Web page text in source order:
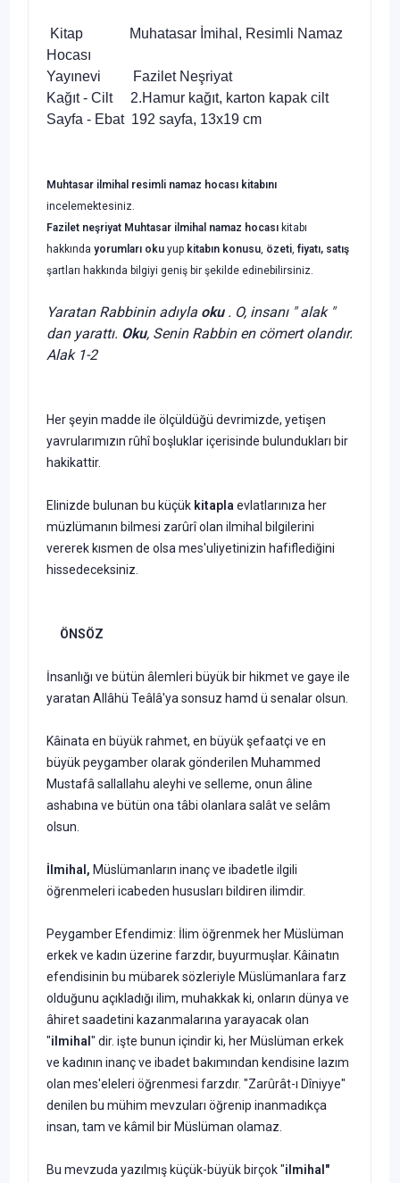
Kitap Muhatasar İmihal, Resimli Namaz
Hocası
Yayınevi Fazilet Neşriyat
Kağıt - Cilt 2.Hamur kağıt, karton kapak cilt
Sayfa - Ebat 192 sayfa, 13x19 cm
Muhtasar ilmihal resimli namaz hocası kitabını
incelemektesiniz.
Fazilet neşriyat Muhtasar ilmihal namaz hocası kitabı
hakkında yorumları oku yup kitabın konusu, özeti, fiyatı, satış
şartları hakkında bilgiyi geniş bir şekilde edinebilirsiniz.
Yaratan Rabbinin adıyla oku. O, insanı " alak "
dan yarattı. Oku, Senin Rabbin en cömert olandır.
Alak 1-2
Her şeyin madde ile ölçüldüğü devrimizde, yetişen
yavrularımızın rûhî boşluklar içerisinde bulundukları bir
hakikattir.
Elinizde bulunan bu küçük kitapla evlatlarınıza her
müzlümanın bilmesi zarûrî olan ilmihal bilgilerini
vererek kısmen de olsa mes'uliyetinizin hafiflediğini
hissedeceksiniz.
ÖNSÖZ
İnsanlığı ve bütün âlemleri büyük bir hikmet ve gaye ile
yaratan Allâhü Teâlâ'ya sonsuz hamd ü senalar olsun.
Kâinata en büyük rahmet, en büyük şefaatçi ve en
büyük peygamber olarak gönderilen Muhammed
Mustafâ sallallahu aleyhi ve selleme, onun âline
ashabına ve bütün ona tâbi olanlara salât ve selâm
olsun.
İlmihal, Müslümanların inanç ve ibadetle ilgili
öğrenmeleri icabeden hususları bildiren ilimdir.
Peygamber Efendimiz: İlim öğrenmek her Müslü­man
erkek ve kadın üzerine farzdır, buyurmuşlar. Kâinatın
efendisinin bu mübarek sözleriyle Müslüman­lara farz
olduğunu açıkladığı ilim, muhakkak ki, onların dünya ve
âhiret saadetini kazanmalarına yarayacak olan
"ilmihal " dir. işte bunun içindir ki, her Müslüman erkek
ve kadının inanç ve ibadet bakımından kendisine lazım
olan mes'eleleri öğrenmesi farzdır. "Zarûrât-ı Dîniyye"
denilen bu mühim mevzuları öğrenip inanmadıkça
insan, tam ve kâmil bir Müslüman olamaz.
Bu mevzuda yazılmış küçük-büyük birçok "ilmihal"